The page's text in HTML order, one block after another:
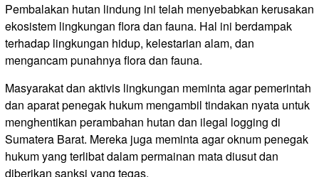
Pembalakan hutan lindung ini telah menyebabkan kerusakan
ekosistem lingkungan flora dan fauna. Hal ini berdampak
terhadap lingkungan hidup, kelestarian alam, dan
mengancam punahnya flora dan fauna.
Masyarakat dan aktivis lingkungan meminta agar pemerintah
dan aparat penegak hukum mengambil tindakan nyata untuk
menghentikan perambahan hutan dan ilegal logging di
Sumatera Barat. Mereka juga meminta agar oknum penegak
hukum yang terlibat dalam permainan mata diusut dan
diberikan sanksi yang tegas.